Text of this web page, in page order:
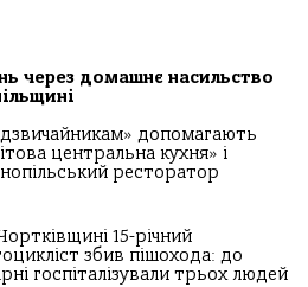
через домашнє насильство
допомагають
центральна кухня» і
ресторатор
15-річний
збив пішохода: до
госпіталізували трьох людей